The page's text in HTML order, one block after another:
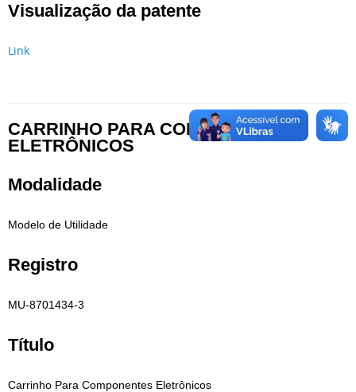
Visualização da patente
Link
CARRINHO PARA COMPONENTES
ELETRÔNICOS
Modalidade
Modelo de Utilidade
Registro
MU-8701434-3
Título
Carrinho Para Componentes Eletrônicos